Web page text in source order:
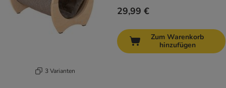
3 Varianten
29,99 €
Zum Warenkorb
hinzufügen